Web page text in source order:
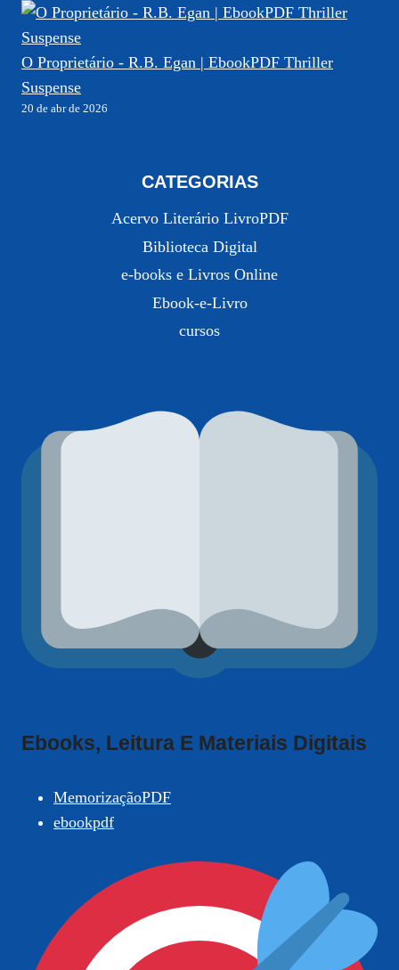
O Proprietário - R.B. Egan | EbookPDF Thriller
Suspense
20 de abr de 2026
CATEGORIAS
Acervo Literário LivroPDF
Biblioteca Digital
e-books e Livros Online
Ebook-e-Livro
cursos
Ebooks, Leitura E Materiais Digitais
MemorizaçãoPDF
ebookpdf